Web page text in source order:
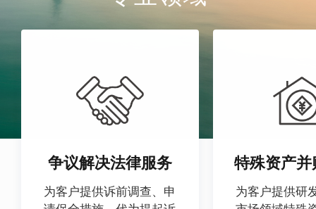
争议解决法律服务
为客户提供诉前调查、申
特殊资产
为客户提供研